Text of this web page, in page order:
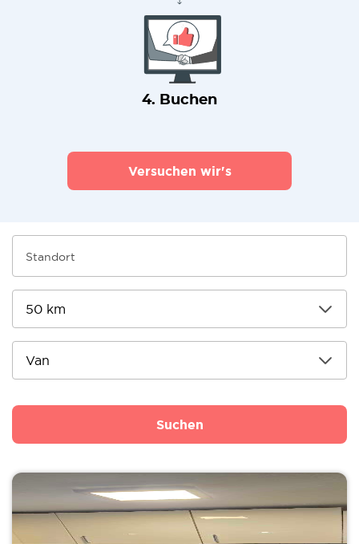
4. Buchen
Versuchen wir's
Suchen